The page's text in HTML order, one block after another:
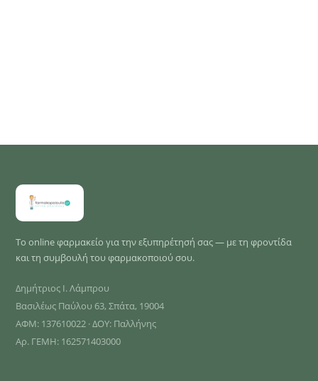
Το online φαρμακείο για την εξυπηρέτησή σας — με τη φροντίδα
και τη συμβουλή του φαρμακοποιού σου.
Δημήτριος Ι. Λάμπρου
Βασιλέως Παύλου 63, Σπάτα, 19004
ΑΦΜ: 137610022 · ΔΟΥ: Παλλήνης
Αρ. ΓΕΜΗ: 162571403000